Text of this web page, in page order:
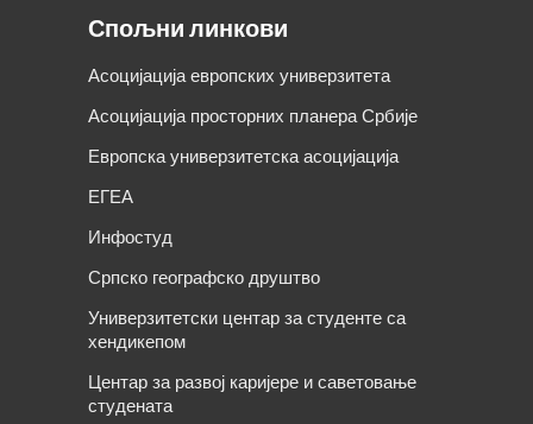
Спољни линкови
Асоцијација европских универзитета
Асоцијација просторних планера Србије
Европска универзитетска асоцијација
ЕГЕА
Инфостуд
Српско географско друштво
Универзитетски центар за студенте са
хендикепом
Центар за развој каријере и саветовање
студената